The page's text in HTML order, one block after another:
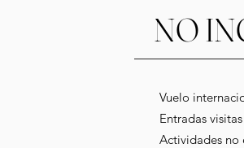
NO
Vuelo
Entradas
Actividades no